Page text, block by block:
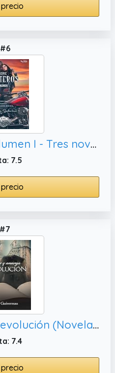
#6
Serie Moteros Volumen I - Tres novelas románticas (Princesa #1, Harley R. #2 y Harley R. Entre-Historias #3)
7.5
#7
Dulce y amarga revolución (Novela romántica histórica Diario de 1936- Barcelona) (¿EL AMOR LO PUEDE TODO? TRIOLOGÍA ROMÁNTICA INDEPENDIENTES)
7.4